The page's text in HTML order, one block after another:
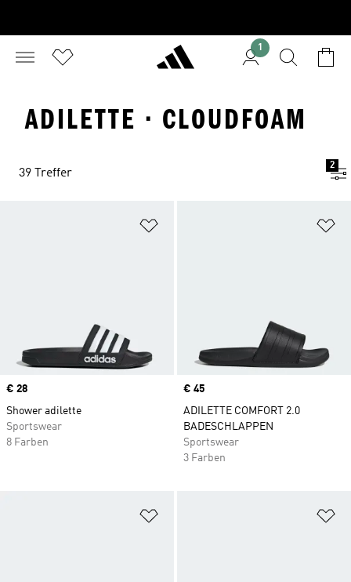
1
ADILETTE · CLOUDFOAM
39 Treffer
2
Price
€ 28
Shower adilette
Sportswear
8 Farben
Price
€ 45
ADILETTE COMFORT 2.0
BADESCHLAPPEN
Sportswear
3 Farben